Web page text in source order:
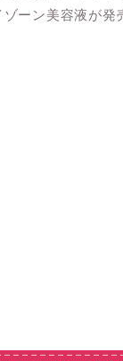
ーン美容液が発